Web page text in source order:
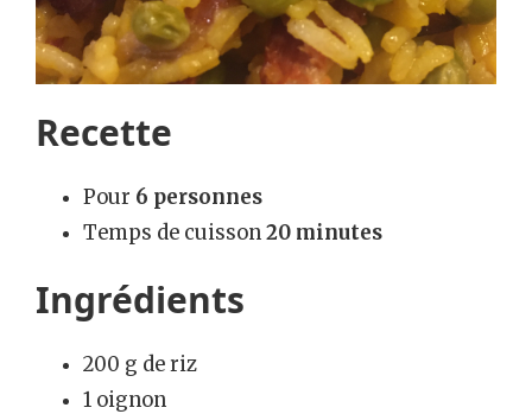
Recette
Pour 6 personnes
Temps de cuisson20 minutes
Ingrédients
200 g de riz
1 oignon